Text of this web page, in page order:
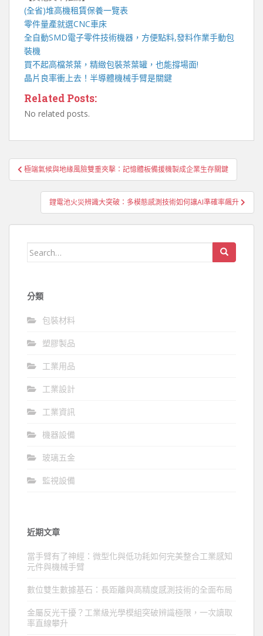
(全省)堆高機租賃保養一覽表
零件量產就選CNC車床
全自動SMD電子零件技術機器 ，方便點料,發料作業手動包
裝機
買不起高檔茶葉，精緻包裝茶葉罐 ，也能撐場面!
晶片良率衝上去！ 半導體機械手臂是關鍵
Related Posts:
No related posts.
文
章
極端氣候與地緣風險雙重夾擊：記憶體板備援機製成企業生存關鍵
鋰電池火災辨識大突破：多模態感測技術如何讓AI準確率飆升
Search
分類
包裝材料
塑膠製品
工業用品
工業設計
工業資訊
機器設備
玻璃五金
監視設備
近期文章
當手臂有了神經：微型化與低功耗如何完美整合工業感知
元件與機械手臂
數位雙生數據基石：長距離與高精度感測技術的全面布局
金屬反光干擾？工業級光學模組突破辨識極限，一次讀取
率直線攀升